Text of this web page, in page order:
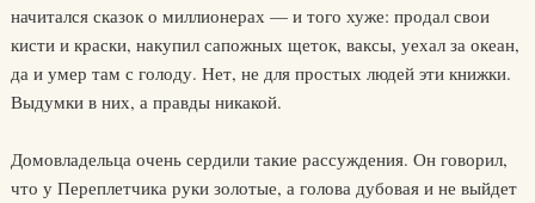
начитался сказок о миллионерах — и того хуже: продал свои
кисти и краски, накупил сапожных щеток, ваксы, уехал за океан,
да и умер там с голоду. Нет, не для простых людей эти книжки.
Выдумки в них, а правды никакой.
Домовладельца очень сердили такие рассуждения. Он говорил,
что у Переплетчика руки золотые, а голова дубовая и не выйдет